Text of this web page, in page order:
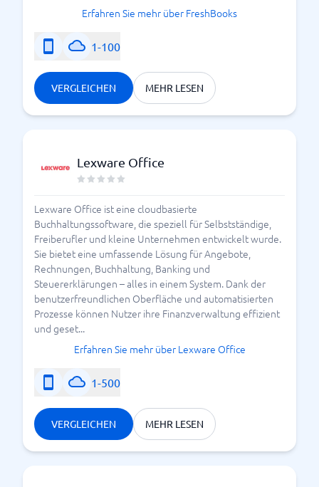
Erfahren Sie mehr über FreshBooks
1-100
VERGLEICHEN MEHR LESEN
Lexware Office
Lexware Office ist eine cloudbasierte
Buchhaltungssoftware, die speziell für Selbstständige,
Freiberufler und kleine Unternehmen entwickelt wurde.
Sie bietet eine umfassende Lösung für Angebote,
Rechnungen, Buchhaltung, Banking und
Steuererklärungen – alles in einem System. Dank der
benutzerfreundlichen Oberfläche und automatisierten
Prozesse können Nutzer ihre Finanzverwaltung effizient
und geset...
Erfahren Sie mehr über Lexware Office
1-500
VERGLEICHEN MEHR LESEN